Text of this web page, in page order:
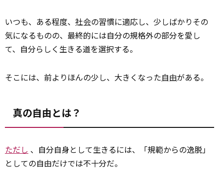
いつも、ある程度、 社会の習慣に適応し、少しばかりその
気になるものの、最終的には自分の規格外の部分を愛し
て、自分らしく生きる道を選択する。
そこには、前よりほんの少し、大きくなった自由がある。
真の自由とは？
ただし 、自分自身として生きるには、「規範からの逸脱」
としての自由だけでは不十分だ。